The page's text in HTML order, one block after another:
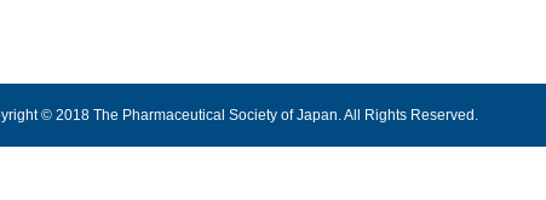
© 2018 The Pharmaceutical Society of Japan. All Rights Reserved.